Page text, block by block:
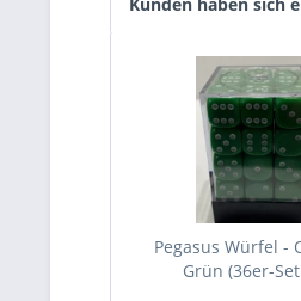
Pegasus Würfel -
Grün (36er-